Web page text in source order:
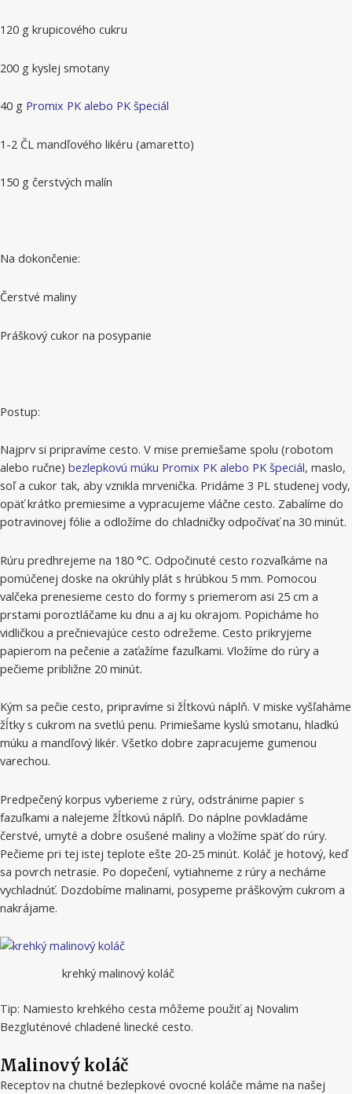
120 g krupicového cukru
200 g kyslej smotany
40 g Promix PK alebo PK špeciál
1-2 ČL mandľového likéru (amaretto)
150 g čerstvých malín
Na dokončenie:
Čerstvé maliny
Práškový cukor na posypanie
Postup:
Najprv si pripravíme cesto. V mise premiešame spolu (robotom
alebo ručne) bezlepkovú múku Promix PK alebo PK špeciál, maslo,
soľ a cukor tak, aby vznikla mrvenička. Pridáme 3 PL studenej vody,
opäť krátko premiesime a vypracujeme vláčne cesto. Zabalíme do
potravinovej fólie a odložíme do chladničky odpočívať na 30 minút.
Rúru predhrejeme na 180 °C. Odpočinuté cesto rozvaľkáme na
pomúčenej doske na okrúhly plát s hrúbkou 5 mm. Pomocou
valčeka prenesieme cesto do formy s priemerom asi 25 cm a
prstami poroztláčame ku dnu a aj ku okrajom. Popicháme ho
vidličkou a prečnievajúce cesto odrežeme. Cesto prikryjeme
papierom na pečenie a zaťažíme fazuľkami. Vložíme do rúry a
pečieme približne 20 minút.
Kým sa pečie cesto, pripravíme si žĺtkovú náplň. V miske vyšľaháme
žĺtky s cukrom na svetlú penu. Primiešame kyslú smotanu, hladkú
múku a mandľový likér. Všetko dobre zapracujeme gumenou
varechou.
Predpečený korpus vyberieme z rúry, odstránime papier s
fazuľkami a nalejeme žĺtkovú náplň. Do náplne povkladáme
čerstvé, umyté a dobre osušené maliny a vložíme späť do rúry.
Pečieme pri tej istej teplote ešte 20-25 minút. Koláč je hotový, keď
sa povrch netrasie. Po dopečení, vytiahneme z rúry a necháme
vychladnúť. Dozdobíme malinami, posypeme práškovým cukrom a
nakrájame.
krehký malinový koláč
Tip: Namiesto krehkého cesta môžeme použiť aj Novalim
Bezgluténové chladené linecké cesto.
Malinový koláč
Receptov na chutné bezlepkové ovocné koláče máme na našej